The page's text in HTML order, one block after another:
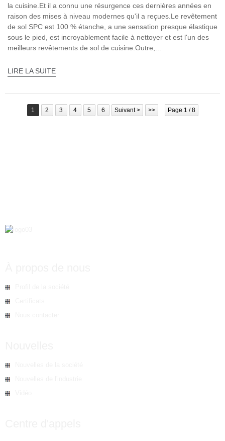
la cuisine.Et il a connu une résurgence ces dernières années en
raison des mises à niveau modernes qu'il a reçues.Le revêtement
de sol SPC est 100 % étanche, a une sensation presque élastique
sous le pied, est incroyablement facile à nettoyer et est l'un des
meilleurs revêtements de sol de cuisine.Outre,...
LIRE LA SUITE
1 2 3 4 5 6 Suivant > >> Page 1 / 8